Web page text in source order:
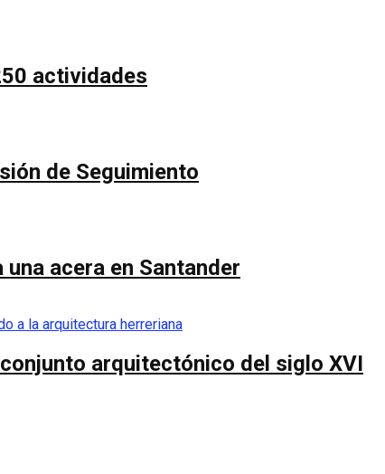
actividades
de Seguimiento
acera en Santander
arquitectónico del siglo XVI